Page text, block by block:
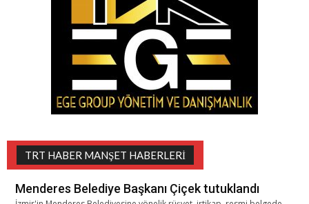
TRT HABER MANŞET HABERLERI
Menderes Belediye Başkanı Çiçek tutuklandı